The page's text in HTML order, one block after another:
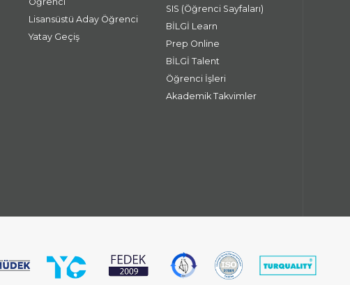
Lisansüstü Aday Öğrenci
Yatay Geçiş
SIS (Öğrenci Sayfaları)
BİLGİ Learn
Prep Online
BİLGİ Talent
Öğrenci İşleri
Akademik Takvimler